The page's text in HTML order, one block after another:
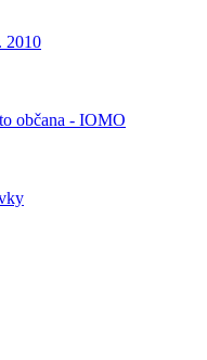
2010
občana - IOMO